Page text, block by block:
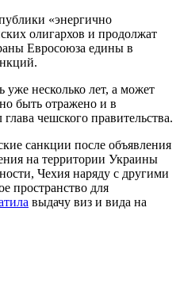
«энергично
олигархов и продолжат
Евросоюза едины в
уже несколько лет, а может
быть отражено и в
чешского правительства.
санкции после объявления
на территории Украины
Чехия наряду с другими
пространство для
выдачу виз и вида на